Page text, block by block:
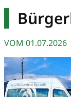
VOM 01.07.2026